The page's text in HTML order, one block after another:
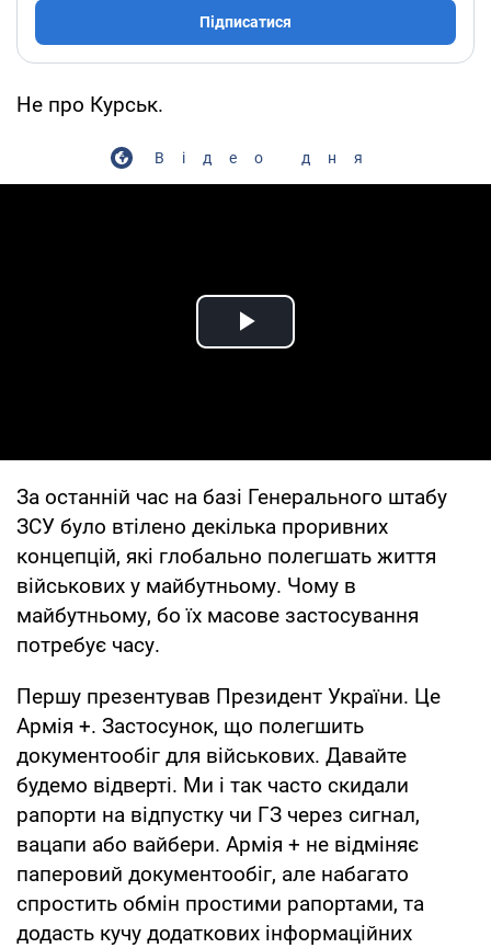
Підписатися
Не про Курськ.
Відео дня
Play Video
За останній час на базі Генерального штабу
ЗСУ було втілено декілька проривних
концепцій, які глобально полегшать життя
військових у майбутньому. Чому в
майбутньому, бо їх масове застосування
потребує часу.
Першу презентував Президент України. Це
Армія +. Застосунок, що полегшить
документообіг для військових. Давайте
будемо відверті. Ми і так часто скидали
рапорти на відпустку чи ГЗ через сигнал,
вацапи або вайбери. Армія + не відміняє
паперовий документообіг, але набагато
спростить обмін простими рапортами, та
додасть кучу додаткових інформаційних